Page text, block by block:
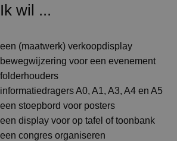
Ik wil ...
een (maatwerk) verkoopdisplay
bewegwijzering voor een evenement
folderhouders
informatiedragers A0, A1, A3, A4 en A5
een stoepbord voor posters
een display voor op tafel of toonbank
een congres organiseren